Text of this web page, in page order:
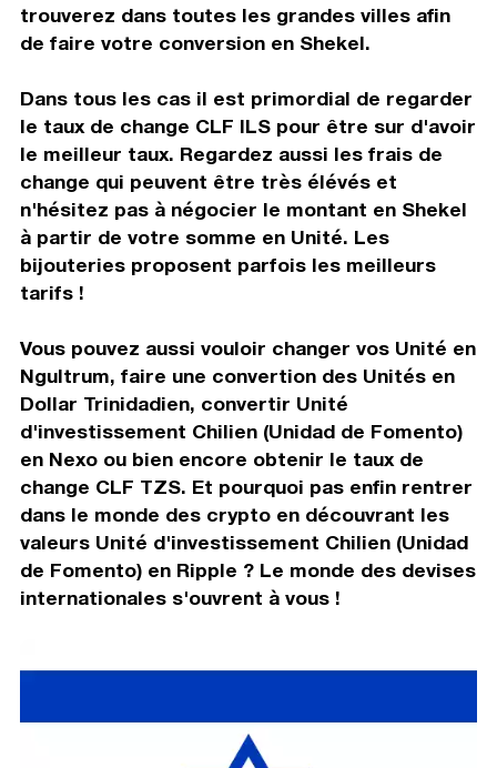
trouverez dans toutes les grandes villes afin
de faire votre conversion en Shekel.
Dans tous les cas il est primordial de regarder
le taux de change CLF ILS pour être sur d'avoir
le meilleur taux. Regardez aussi les frais de
change qui peuvent être très élévés et
n'hésitez pas à négocier le montant en Shekel
à partir de votre somme en Unité. Les
bijouteries proposent parfois les meilleurs
tarifs !
Vous pouvez aussi vouloir changer vos Unité en
Ngultrum, faire une convertion des Unités en
Dollar Trinidadien, convertir Unité
d'investissement Chilien (Unidad de Fomento)
en Nexo ou bien encore obtenir le taux de
change CLF TZS. Et pourquoi pas enfin rentrer
dans le monde des crypto en découvrant les
valeurs Unité d'investissement Chilien (Unidad
de Fomento) en Ripple ? Le monde des devises
internationales s'ouvrent à vous !